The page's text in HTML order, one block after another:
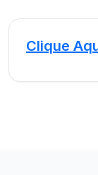
Clique